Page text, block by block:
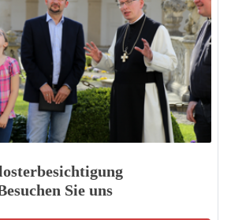
Sie uns